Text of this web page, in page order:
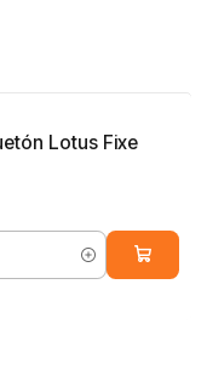
Lotus Fixe